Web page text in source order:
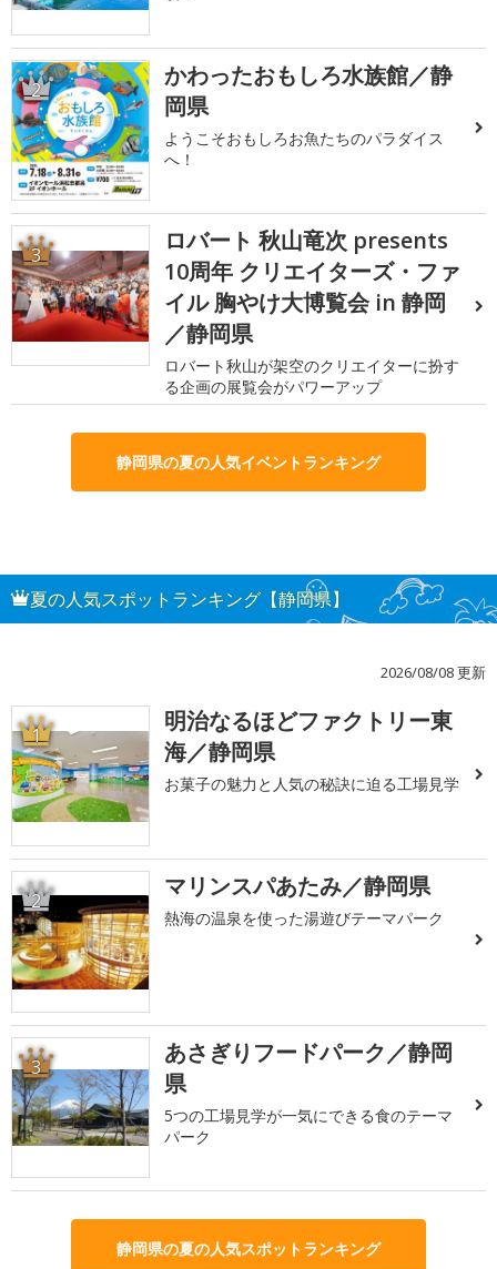
2
かわったおもしろ水族館／静
岡県
ようこそおもしろお魚たちのパラダイス
へ！
3
ロバート 秋山竜次 presents
10周年 クリエイターズ・ファ
イル 胸やけ大博覧会 in 静岡
／静岡県
ロバート秋山が架空のクリエイターに扮す
る企画の展覧会がパワーアップ
静岡県の夏の人気イベントランキング
夏の人気スポットランキング【静岡県】
2026/08/08 更新
1
明治なるほどファクトリー東
海／静岡県
お菓子の魅力と人気の秘訣に迫る工場見学
2 マリンスパあたみ／静岡県
熱海の温泉を使った湯遊びテーマパーク
3
あさぎりフードパーク／静岡
県
5つの工場見学が一気にできる食のテーマ
パーク
静岡県の夏の人気スポットランキング